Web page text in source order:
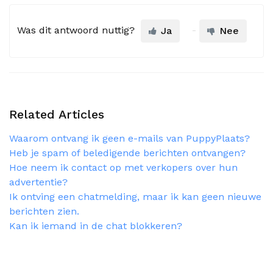
Was dit antwoord nuttig? Ja Nee
Related Articles
Waarom ontvang ik geen e-mails van PuppyPlaats?
Heb je spam of beledigende berichten ontvangen?
Hoe neem ik contact op met verkopers over hun
advertentie?
Ik ontving een chatmelding, maar ik kan geen nieuwe
berichten zien.
Kan ik iemand in de chat blokkeren?